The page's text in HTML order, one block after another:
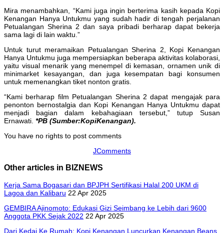
Mira menambahkan, “Kami juga ingin berterima kasih kepada Kopi
Kenangan Hanya Untukmu yang sudah hadir di tengah perjalanan
Petualangan Sherina 2 dan saya pribadi berharap dapat bekerja
sama lagi di lain waktu.”
Untuk turut meramaikan Petualangan Sherina 2, Kopi Kenangan
Hanya Untukmu juga mempersiapkan beberapa aktivitas kolaborasi,
yaitu visual menarik yang menempel di kemasan, ornamen unik di
minimarket kesayangan, dan juga kesempatan bagi konsumen
untuk memenangkan tiket nonton gratis.
“Kami berharap film Petualangan Sherina 2 dapat mengajak para
penonton bernostalgia dan Kopi Kenangan Hanya Untukmu dapat
menjadi bagian dalam kebahagiaan tersebut,” tutup Susan
Ernawati. *PB (Sumber:KopiKenangan).
You have no rights to post comments
JComments
Other articles in BIZNEWS
Kerja Sama Bogasari dan BPJPH Sertifikasi Halal 200 UKM di
Lagoa dan Kalibaru 22 Apr 2025
GEMBIRA Ajinomoto: Edukasi Gizi Seimbang ke Lebih dari 9600
Anggota PKK Sejak 2022 22 Apr 2025
Dari Kedai Ke Rumah: Kopi Kenangan Luncurkan Kenangan Beans